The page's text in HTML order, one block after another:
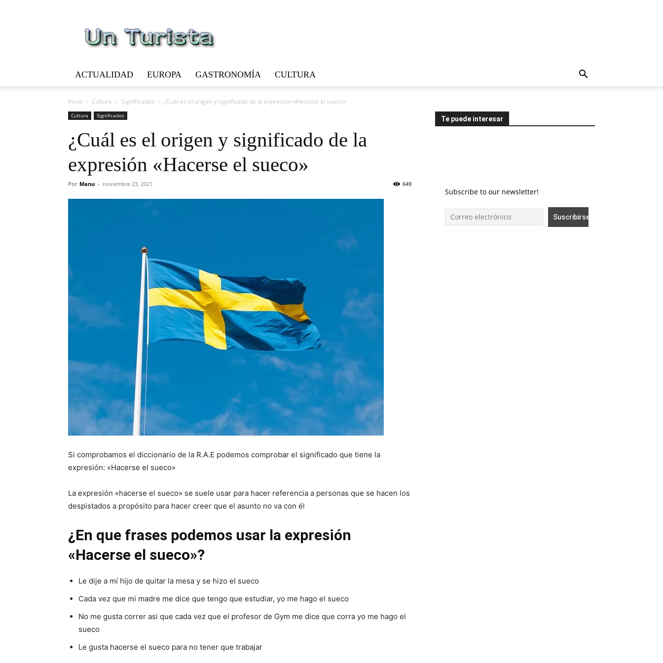
Turista
ACTUALIDAD EUROPA GASTRONOMÍA CULTURA
Inicio Cultura Significados ¿Cuál es el origen y significado de la expresión «Hacerse el sueco»
Cultura Significados
¿Cuál es el origen y significado de la
expresión «Hacerse el sueco»
Por Manu - noviembre 23, 2021 649
Si comprobamos el diccionario de la R.A.E podemos comprobar el significado que tiene la
expresión: «Hacerse el sueco»
La expresión «hacerse el sueco» se suele usar para hacer referencia a personas que se hacen los
despistados a propósito para hacer creer que el asunto no va con él
¿En que frases podemos usar la expresión
«Hacerse el sueco»?
Le dije a mí hijo de quitar la mesa y se hizo el sueco
Cada vez que mi madre me dice que tengo que estudiar, yo me hago el sueco
No me gusta correr asi que cada vez que el profesor de Gym me dice que corra yo me hago el
sueco
Le gusta hacerse el sueco para no tener que trabajar
Te puede interesar
Subscribe to our newsletter!